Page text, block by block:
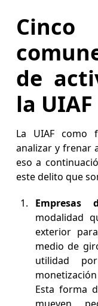
de
la UIAF
La UIAF como
analizar y frenar
eso a
este delito que
Empresas
modalidad
exterior
medio de
utilidad
Esta forma